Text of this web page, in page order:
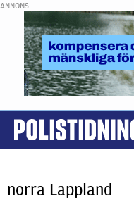
ANNONS
norra Lappland